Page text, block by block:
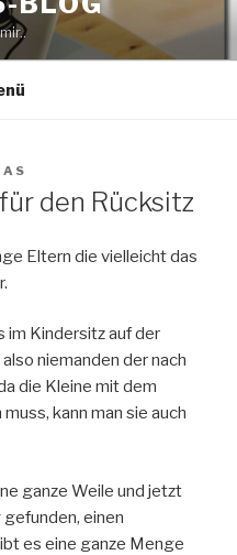
den Rücksitz
Eltern die vielleicht das
im Kindersitz auf der
niemanden der nach
die Kleine mit dem
kann man sie auch
ganze Weile und jetzt
einen
es eine ganze Menge